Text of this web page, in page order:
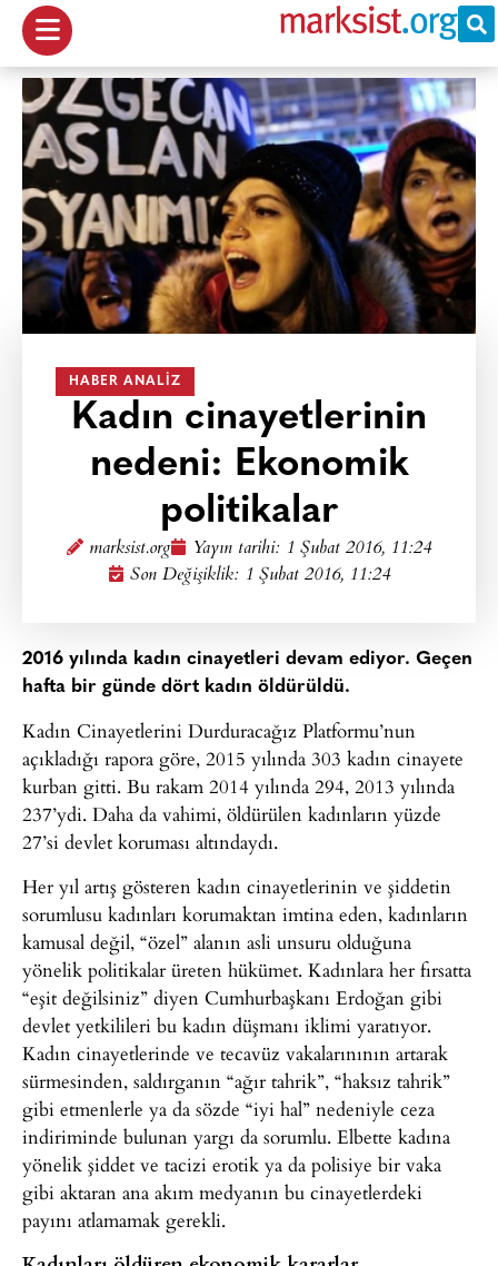
HABER ANALIZ
Kadın cinayetlerinin
nedeni: Ekonomik
politikalar
marksist.org Yayın tarihi: 1 Şubat 2016, 11:24
Son Değişiklik: 1 Şubat 2016, 11:24
2016 yılında kadın cinayetleri devam ediyor. Geçen
hafta bir günde dört kadın öldürüldü.
Kadın Cinayetlerini Durduracağız Platformu’nun
açıkladığı rapora göre, 2015 yılında 303 kadın cinayete
kurban gitti. Bu rakam 2014 yılında 294, 2013 yılında
237’ydi. Daha da vahimi, öldürülen kadınların yüzde
27’si devlet koruması altındaydı.
Her yıl artış gösteren kadın cinayetlerinin ve şiddetin
sorumlusu kadınları korumaktan imtina eden, kadınların
kamusal değil, “özel” alanın asli unsuru olduğuna
yönelik politikalar üreten hükümet. Kadınlara her fırsatta
“eşit değilsiniz” diyen Cumhurbaşkanı Erdoğan gibi
devlet yetkilileri bu kadın düşmanı iklimi yaratıyor.
Kadın cinayetlerinde ve tecavüz vakalarınının artarak
sürmesinden, saldırganın “ağır tahrik”, “haksız tahrik”
gibi etmenlerle ya da sözde “iyi hal” nedeniyle ceza
indiriminde bulunan yargı da sorumlu. Elbette kadına
yönelik şiddet ve tacizi erotik ya da polisiye bir vaka
gibi aktaran ana akım medyanın bu cinayetlerdeki
payını atlamamak gerekli.